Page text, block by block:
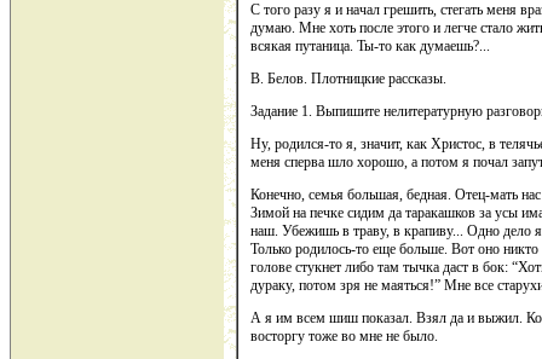
С того разу я и начал грешить, стегать меня
думаю. Мне хоть после этого и легче стало
всякая путаница. Ты-то как думаешь?...
В. Белов. Плотницкие рассказы.
Задание 1. Выпишите нелитературную
Ну, родился-то я, значит, как Христос, в
меня сперва шло хорошо, а потом я почал
Конечно, семья большая, бедная. Отец-мать
Зимой на печке сидим да таракашков за усы
наш. Убежишь в траву, в крапиву... Одно дело
Только родилось-то еще больше. Вот оно
голове стукнет либо там тычка даст в бок:
дураку, потом зря не маяться!” Мне все
А я им всем шиш показал. Взял да и выжил.
восторгу тоже во мне не было.